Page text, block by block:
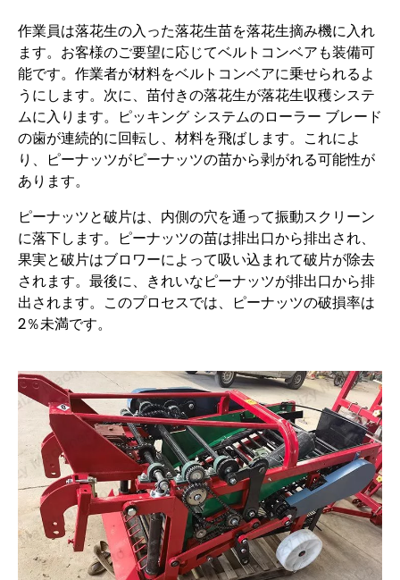
作業員は落花生の入った落花生苗を落花生摘み機に入れ
ます。お客様のご要望に応じてベルトコンベアも装備可
能です。作業者が材料をベルトコンベアに乗せられるよ
うにします。次に、苗付きの落花生が落花生収穫システ
ムに入ります。ピッキング システムのローラー ブレード
の歯が連続的に回転し、材料を飛ばします。これによ
り、ピーナッツがピーナッツの苗から剥がれる可能性が
あります。
ピーナッツと破片は、内側の穴を通って振動スクリーン
に落下します。ピーナッツの苗は排出口から排出され、
果実と破片はブロワーによって吸い込まれて破片が除去
されます。最後に、きれいなピーナッツが排出口から排
出されます。このプロセスでは、ピーナッツの破損率は
2％未満です。